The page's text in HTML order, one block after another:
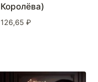
Королёва)
126,65 ₽